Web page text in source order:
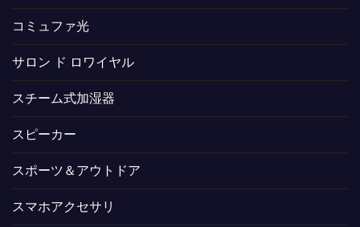
コミュファ光
サロン ド ロワイヤル
スチーム式加湿器
スピーカー
スポーツ＆アウトドア
スマホアクセサリ